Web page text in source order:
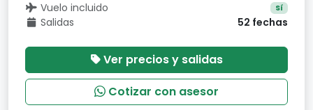
Vuelo incluido Sí
Salidas 52 fechas
Ver precios y salidas
Cotizar con asesor